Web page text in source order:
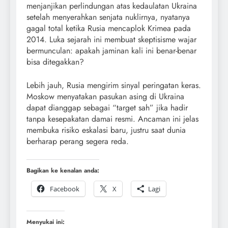
menjanjikan perlindungan atas kedaulatan Ukraina
setelah menyerahkan senjata nuklirnya, nyatanya
gagal total ketika Rusia mencaplok Krimea pada
2014. Luka sejarah ini membuat skeptisisme wajar
bermunculan: apakah jaminan kali ini benar-benar
bisa ditegakkan?
Lebih jauh, Rusia mengirim sinyal peringatan keras.
Moskow menyatakan pasukan asing di Ukraina
dapat dianggap sebagai “target sah” jika hadir
tanpa kesepakatan damai resmi. Ancaman ini jelas
membuka risiko eskalasi baru, justru saat dunia
berharap perang segera reda.
Bagikan ke kenalan anda:
Facebook
X Lagi
Menyukai ini: